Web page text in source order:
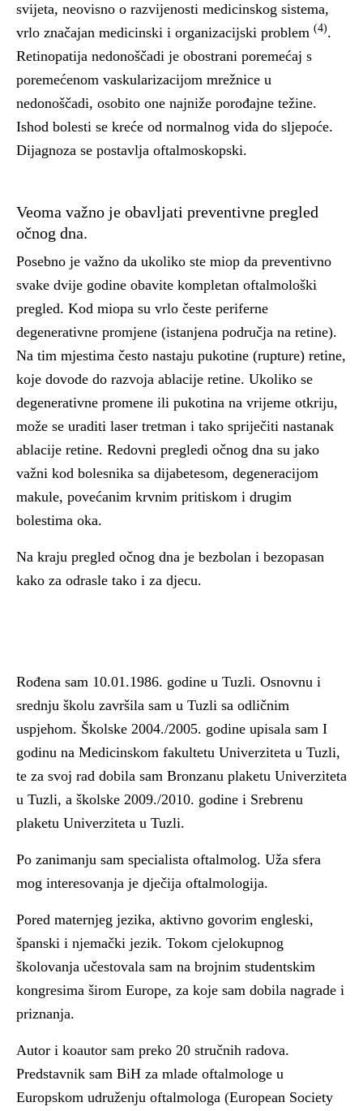
svijeta, neovisno o razvijenosti medicinskog sistema,
vrlo značajan medicinski i organizacijski problem (4).
Retinopatija nedonoščadi je obostrani poremećaj s
poremećenom vaskularizacijom mrežnice u
nedonoščadi, osobito one najniže porođajne težine.
Ishod bolesti se kreće od normalnog vida do sljepoće.
Dijagnoza se postavlja oftalmoskopski.
Veoma važno je obavljati preventivne pregled
očnog dna.
Posebno je važno da ukoliko ste miop da preventivno
svake dvije godine obavite kompletan oftalmološki
pregled. Kod miopa su vrlo česte periferne
degenerativne promjene (istanjena područja na retine).
Na tim mjestima često nastaju pukotine (rupture) retine,
koje dovode do razvoja ablacije retine. Ukoliko se
degenerativne promene ili pukotina na vrijeme otkriju,
može se uraditi laser tretman i tako spriječiti nastanak
ablacije retine. Redovni pregledi očnog dna su jako
važni kod bolesnika sa dijabetesom, degeneracijom
makule, povećanim krvnim pritiskom i drugim
bolestima oka.
Na kraju pregled očnog dna je bezbolan i bezopasan
kako za odrasle tako i za djecu.
Rođena sam 10.01.1986. godine u Tuzli. Osnovnu i
srednju školu završila sam u Tuzli sa odličnim
uspjehom. Školske 2004./2005. godine upisala sam I
godinu na Medicinskom fakultetu Univerziteta u Tuzli,
te za svoj rad dobila sam Bronzanu plaketu Univerziteta
u Tuzli, a školske 2009./2010. godine i Srebrenu
plaketu Univerziteta u Tuzli.
Po zanimanju sam specialista oftalmolog. Uža sfera
mog interesovanja je dječija oftalmologija.
Pored maternjeg jezika, aktivno govorim engleski,
španski i njemački jezik. Tokom cjelokupnog
školovanja učestovala sam na brojnim studentskim
kongresima širom Europe, za koje sam dobila nagrade i
priznanja.
Autor i koautor sam preko 20 stručnih radova.
Predstavnik sam BiH za mlade oftalmologe u
Europskom udruženju oftalmologa (European Society